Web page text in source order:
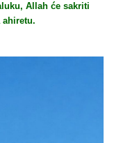
Allah će sakriti